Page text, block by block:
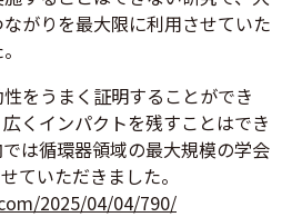
がりを最大限に利用させていた
をうまく証明することができ
くインパクトを残すことはでき
は循環器領域の最大規模の学会
ていただきました。
2025/04/04/790/